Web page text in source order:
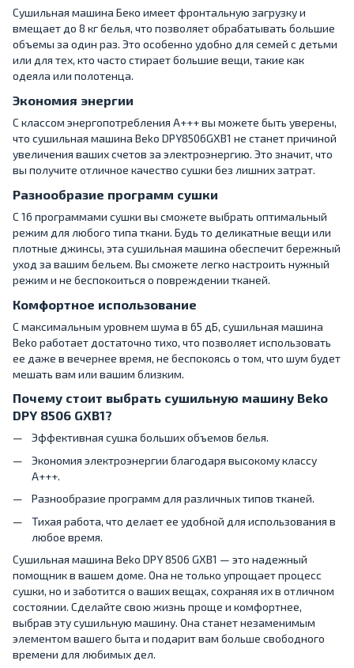
Сушильная машина Беко имеет фронтальную загрузку и
вмещает до 8 кг белья, что позволяет обрабатывать большие
объемы за один раз. Это особенно удобно для семей с детьми
или для тех, кто часто стирает большие вещи, такие как
одеяла или полотенца.
Экономия энергии
С классом энергопотребления A+++ вы можете быть уверены,
что сушильная машина Beko DPY8506GXB1 не станет причиной
увеличения ваших счетов за электроэнергию. Это значит, что
вы получите отличное качество сушки без лишних затрат.
Разнообразие программ сушки
С 16 программами сушки вы сможете выбрать оптимальный
режим для любого типа ткани. Будь то деликатные вещи или
плотные джинсы, эта сушильная машина обеспечит бережный
уход за вашим бельем. Вы сможете легко настроить нужный
режим и не беспокоиться о повреждении тканей.
Комфортное использование
С максимальным уровнем шума в 65 дБ, сушильная машина
Beko работает достаточно тихо, что позволяет использовать
ее даже в вечернее время, не беспокоясь о том, что шум будет
мешать вам или вашим близким.
Почему стоит выбрать сушильную машину Beko
DPY 8506 GXB1?
Эффективная сушка больших объемов белья.
Экономия электроэнергии благодаря высокому классу
A+++.
Разнообразие программ для различных типов тканей.
Тихая работа, что делает ее удобной для использования в
любое время.
Сушильная машина Beko DPY 8506 GXB1 — это надежный
помощник в вашем доме. Она не только упрощает процесс
сушки, но и заботится о ваших вещах, сохраняя их в отличном
состоянии. Сделайте свою жизнь проще и комфортнее,
выбрав эту сушильную машину. Она станет незаменимым
элементом вашего быта и подарит вам больше свободного
времени для любимых дел.